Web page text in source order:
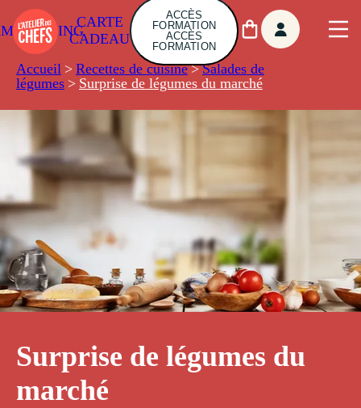
CARTE
CADEAU
ACCÈS
FORMATION
ACCÈS
FORMATION
Accueil > Recettes de cuisine > Salades de
légumes > Surprise de légumes du marché
Surprise de légumes du
marché